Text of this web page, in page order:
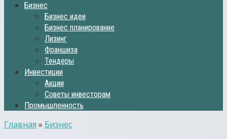
Бизнес
Бизнес идеи
Бизнес планирование
Лизинг
Франшиза
Тендеры
Инвестиции
Акции
Советы инвесторам
Промышленность
Главная » Бизнес